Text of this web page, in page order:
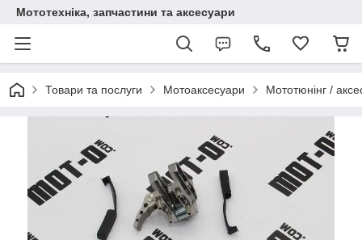
Мототехніка, запчастини та аксесуари
Товари та послуги Мотоаксесуари Мототюнінг /